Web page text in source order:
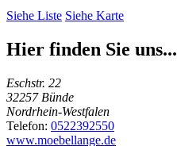
Siehe Liste Siehe Karte
Hier finden Sie uns...
Eschstr. 22
32257 Bünde
Nordrhein-Westfalen
Telefon: 0522392550
www.moebellange.de